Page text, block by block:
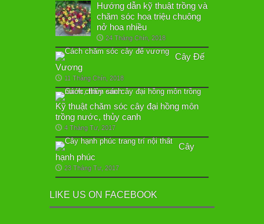
Hướng dẫn kỹ thuật trồng và
chăm sóc hoa triệu chuông
nở hoa nhiều
24 Tháng Chín, 2018
Cây Đế
Vương
11 Tháng Chín, 2018
Kỹ thuật chăm sóc cây đại hồng môn
trồng nước, thủy canh
4 Tháng Tư, 2017
Cây
hạnh phúc
23 Tháng Tư, 2017
LIKE US ON FACEBOOK